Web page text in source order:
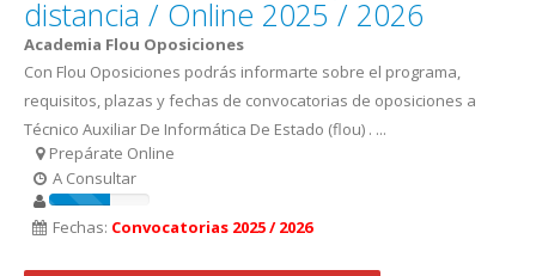
distancia / Online 2025 / 2026
Academia Flou Oposiciones
Con Flou Oposiciones podrás informarte sobre el programa,
requisitos, plazas y fechas de convocatorias de oposiciones a
Técnico Auxiliar De Informática De Estado (flou) . ...
Prepárate Online
A Consultar
Fechas: Convocatorias 2025 / 2026